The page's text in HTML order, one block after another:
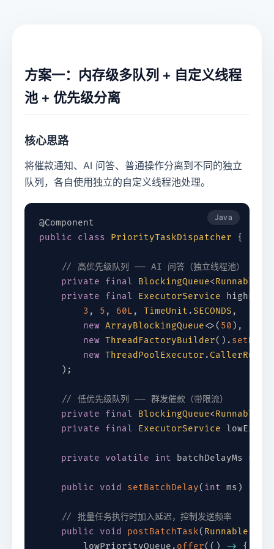
方案一：内存级多队列 + 自定义线程
池 + 优先级分离
核心思路
将催款通知、AI 问答、普通操作分离到不同的独立
队列，各自使用独立的自定义线程池处理。
Java
@Component
public
class PriorityTaskDispatcher {
// 高优先级队列 —— AI 问答（独立线程池）
private
final BlockingQueue<Runnable
private
final ExecutorService
3 , 5 , 60L , TimeUnit .SECONDS ,
new ArrayBlockingQueue<>( 50 ) ,
new ThreadFactoryBuilder( ) .
new ThreadPoolExecutor .
) ;
// 低优先级队列 —— 群发催款（带限流）
private
final BlockingQueue<Runnable
private
final ExecutorService
private volatile int batchDelayMs =
public void setBatchDelay( int ms ) {
// 批量任务执行时加入延迟，控制发送频率
public
void postBatchTask( Runnable
        lowPriorityQueue
. offer( ( ) -> {